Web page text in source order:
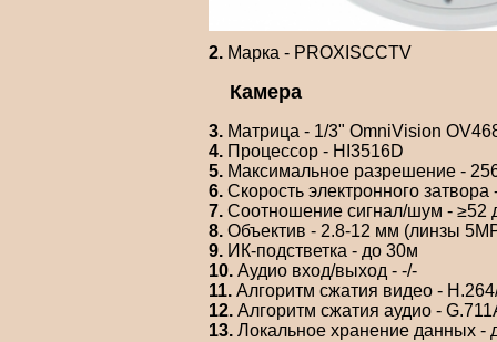
2. Марка - PROXISCCTV
Камера
3. Матрица - 1/3" OmniVision
4. Процессор - HI3516D
5. Максимальное разрешение -
6. Скорость электронного
7. Соотношение сигнал/шум - ≥52
8. Объектив - 2.8-12 мм (линзы
9. ИК-подстветка - до 30м
10. Аудио вход/выход - -/-
11. Алгоритм сжатия видео -
12. Алгоритм сжатия аудио -
13. Локальное хранение данных -